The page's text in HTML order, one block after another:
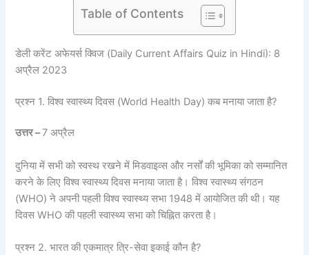
Table of Contents
डेली करेंट अफेयर्स क्विज (Daily Current Affairs Quiz in Hindi): 8
अप्रैल 2023
प्रश्न 1. विश्व स्वास्थ्य दिवस (World Health Day) कब मनाया जाता है?
उत्तर –7 अप्रैल
दुनिया में सभी को स्वस्थ रखने में मिडवाइव्स और नर्सों की भूमिका को सम्मानित
करने के लिए विश्व स्वास्थ्य दिवस मनाया जाता है। विश्व स्वास्थ्य संगठन
(WHO) ने अपनी पहली विश्व स्वास्थ्य सभा 1948 में आयोजित की थी। यह
दिवस WHO की पहली स्वास्थ्य सभा को चिह्नित करता है।
प्रश्न 2. भारत की एकमात्र त्रि-सेवा इकाई कौन है?